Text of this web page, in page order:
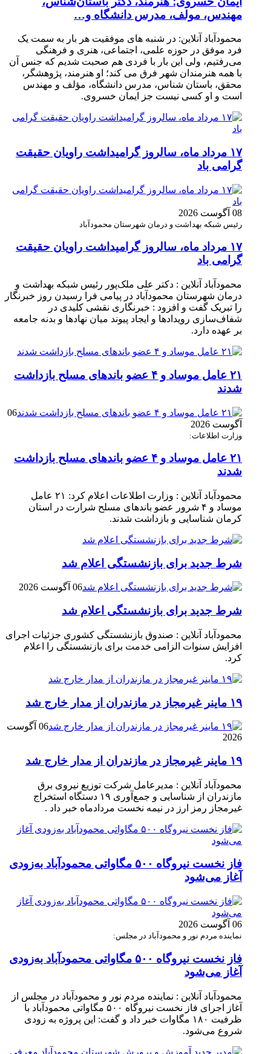
مهندس، مولف، مدرس دانشگاه و…
محمودآباد آنلاین: در شنبه های موفقیت هر بار به سمت یک
فرد موفق در حوزه علمی، اجتماعی، هنری و فرهنگی
می‌رفتیم، ولی این بار با فردی هم صحبت شدیم که جنس آن
با همه هنرمندان شهر فرق می کند؛ او هنرمند، پژوهشگر،
محقق، باستان شناس، مدرس دانشگاه، مؤلف و مهندس
است و او کسی نیست جز ایمان خسروی.
۱۷ مرداد ماه، سالروز گرامیداشت راویان حقیقت
گرامی باد
08 آگوست 2026
رئیس شبکه بهداشت و درمان شهرستان محمودآباد
۱۷ مرداد ماه، سالروز گرامیداشت راویان حقیقت
گرامی باد
محمودآباد آنلاین : دکتر علی ملک‌پور رئیس شبکه بهداشت و
درمان شهرستان محمودآباد در پیامی فرا رسیدن روز خبرنگار
را تبریک گفت و افزود : خبرنگاری نقشی کلیدی در
شفاف‌سازی رویدادها و ایجاد پیوند میان نهادها و بدنه جامعه
بر عهده دارد.
۲۱ عامل موساد و ۴ عضو باند‌های مسلح بازداشت
شدند
06
آگوست 2026
وزارت اطلاعات:
۲۱ عامل موساد و ۴ عضو باند‌های مسلح بازداشت
شدند
محمودآباد آنلاین : وزارت اطلاعات اعلام کرد: ۲۱ عامل
موساد و ۴ شرور عضو باند‌های مسلح شرارت در استان
کرمان شناسایی و بازداشت شدند.
شرط جدید برای بازنشستگی اعلام شد
06 آگوست 2026
شرط جدید برای بازنشستگی اعلام شد
محمودآباد آنلاین : صندوق بازنشستگی کشوری جزئیات اجرای
افزایش سنوات الزامی خدمت برای بازنشستگی را اعلام
کرد.
۱۹ ماینر غیرمجاز در مازندران از مدار خارج شد
06 آگوست
2026
۱۹ ماینر غیرمجاز در مازندران از مدار خارج شد
محمودآباد آنلاین : مدیرعامل شرکت توزیع نیروی برق
مازندران از شناسایی و جمع‌آوری ۱۹ دستگاه استخراج
غیرمجاز رمز ارز در نیمه نخست مردادماه خبر داد .
فاز نخست نیروگاه ۵۰۰ مگاواتی محمودآباد به‌زودی
آغاز می‌شود
06 آگوست 2026
نماینده مردم نور و محمودآباد در مجلس:
فاز نخست نیروگاه ۵۰۰ مگاواتی محمودآباد به‌زودی
آغاز می‌شود
محمودآباد آنلاین : نماینده مردم نور و محمودآباد در مجلس از
آغاز اجرای فاز نخست نیروگاه ۵۰۰ مگاواتی محمودآباد با
ظرفیت ۱۸۰ مگاوات خبر داد و گفت: این پروژه به زودی
شروع می‌شود.